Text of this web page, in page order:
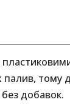
тому
добавок.